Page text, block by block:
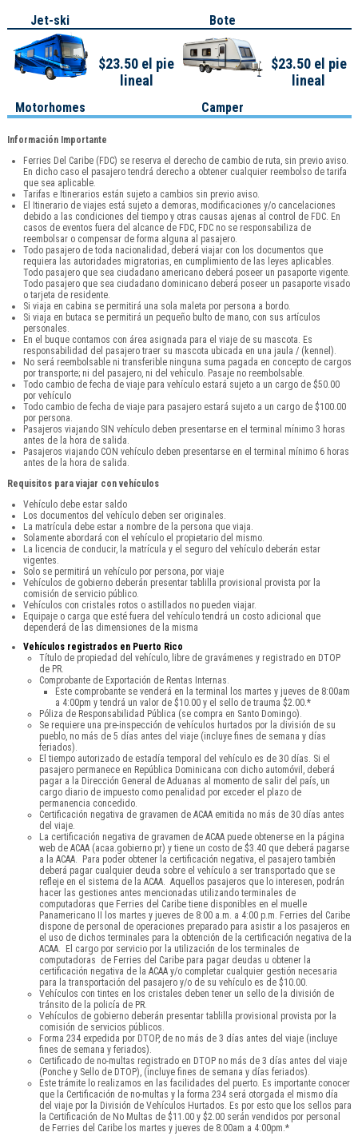
Jet-ski Bote
Motorhomes
$23.50 el pie
lineal
Camper
$23.50 el pie
lineal
Información Importante
Ferries Del Caribe (FDC) se reserva el derecho de cambio de ruta, sin previo aviso.
En dicho caso el pasajero tendrá derecho a obtener cualquier reembolso de tarifa
que sea aplicable.
Tarifas e Itinerarios están sujeto a cambios sin previo aviso.
El Itinerario de viajes está sujeto a demoras, modificaciones y/o cancelaciones
debido a las condiciones del tiempo y otras causas ajenas al control de FDC. En
casos de eventos fuera del alcance de FDC, FDC no se responsabiliza de
reembolsar o compensar de forma alguna al pasajero.
Todo pasajero de toda nacionalidad, deberá viajar con los documentos que
requiera las autoridades migratorias, en cumplimiento de las leyes aplicables.
Todo pasajero que sea ciudadano americano deberá poseer un pasaporte vigente.
Todo pasajero que sea ciudadano dominicano deberá poseer un pasaporte visado
o tarjeta de residente.
Si viaja en cabina se permitirá una sola maleta por persona a bordo.
Si viaja en butaca se permitirá un pequeño bulto de mano, con sus artículos
personales.
En el buque contamos con área asignada para el viaje de su mascota. Es
responsabilidad del pasajero traer su mascota ubicada en una jaula / (kennel).
No será reembolsable ni transferible ninguna suma pagada en concepto de cargos
por transporte; ni del pasajero, ni del vehículo. Pasaje no reembolsable.
Todo cambio de fecha de viaje para vehículo estará sujeto a un cargo de $50.00
por vehículo
Todo cambio de fecha de viaje para pasajero estará sujeto a un cargo de $100.00
por persona.
Pasajeros viajando SIN vehículo deben presentarse en el terminal mínimo 3 horas
antes de la hora de salida.
Pasajeros viajando CON vehículo deben presentarse en el terminal mínimo 6 horas
antes de la hora de salida.
Requisitos para viajar con vehículos
Vehículo debe estar saldo
Los documentos del vehículo deben ser originales.
La matrícula debe estar a nombre de la persona que viaja.
Solamente abordará con el vehículo el propietario del mismo.
La licencia de conducir, la matrícula y el seguro del vehículo deberán estar
vigentes.
Solo se permitirá un vehículo por persona, por viaje
Vehículos de gobierno deberán presentar tablilla provisional provista por la
comisión de servicio público.
Vehículos con cristales rotos o astillados no pueden viajar.
Equipaje o carga que esté fuera del vehículo tendrá un costo adicional que
dependerá de las dimensiones de la misma
Vehículos registrados en Puerto Rico
Título de propiedad del vehículo, libre de gravámenes y registrado en DTOP
de PR.
Comprobante de Exportación de Rentas Internas.
Este comprobante se venderá en la terminal los martes y jueves de 8:00am
a 4:00pm y tendrá un valor de $10.00 y el sello de trauma $2.00.*
Póliza de Responsabilidad Pública (se compra en Santo Domingo).
Se requiere una pre-inspección de vehículos hurtados por la división de su
pueblo, no más de 5 días antes del viaje (incluye fines de semana y días
feriados).
El tiempo autorizado de estadía temporal del vehículo es de 30 días. Si el
pasajero permanece en República Dominicana con dicho automóvil, deberá
pagar a la Dirección General de Aduanas al momento de salir del país, un
cargo diario de impuesto como penalidad por exceder el plazo de
permanencia concedido.
Certificación negativa de gravamen de ACAA emitida no más de 30 días antes
del viaje.
La certificación negativa de gravamen de ACAA puede obtenerse en la página
web de ACAA (acaa.gobierno.pr) y tiene un costo de $3.40 que deberá pagarse
a la ACAA. Para poder obtener la certificación negativa, el pasajero también
deberá pagar cualquier deuda sobre el vehículo a ser transportado que se
refleje en el sistema de la ACAA. Aquellos pasajeros que lo interesen, podrán
hacer las gestiones antes mencionadas utilizando terminales de
computadoras que Ferries del Caribe tiene disponibles en el muelle
Panamericano II los martes y jueves de 8:00 a.m. a 4:00 p.m. Ferries del Caribe
dispone de personal de operaciones preparado para asistir a los pasajeros en
el uso de dichos terminales para la obtención de la certificación negativa de la
ACAA. El cargo por servicio por la utilización de los terminales de
computadoras de Ferries del Caribe para pagar deudas u obtener la
certificación negativa de la ACAA y/o completar cualquier gestión necesaria
para la transportación del pasajero y/o de su vehículo es de $10.00.
Vehículos con tintes en los cristales deben tener un sello de la división de
tránsito de la policía de PR.
Vehículos de gobierno deberán presentar tablilla provisional provista por la
comisión de servicios públicos.
Forma 234 expedida por DTOP, de no más de 3 días antes del viaje (incluye
fines de semana y feriados).
Certificado de no-multas registrado en DTOP no más de 3 días antes del viaje
(Ponche y Sello de DTOP), (incluye fines de semana y días feriados).
Este trámite lo realizamos en las facilidades del puerto. Es importante conocer
que la Certificación de no-multas y la forma 234 será otorgada el mismo día
del viaje por la División de Vehículos Hurtados. Es por esto que los sellos para
la Certificación de No Multas de $11.00 y $2.00 serán vendidos por personal
de Ferries del Caribe los martes y jueves de 8:00am a 4:00pm.*